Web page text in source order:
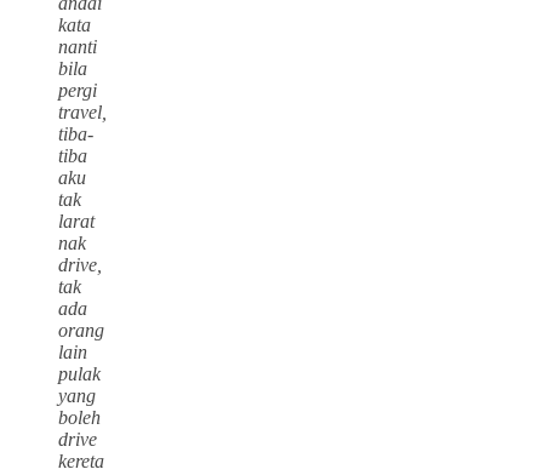
kata
nanti
bila
pergi
travel,
tiba-
tiba
aku
tak
larat
nak
drive,
tak
ada
orang
lain
pulak
yang
boleh
drive
kereta